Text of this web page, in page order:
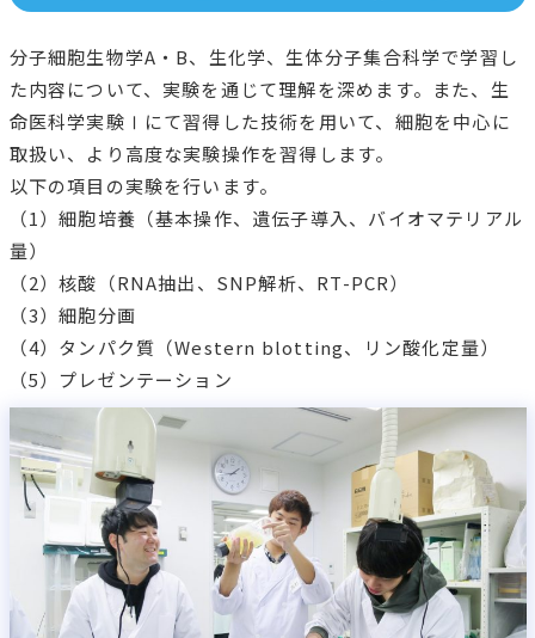
習、（3）細胞生物学実習、の3項目を行い、分子生物学、
生化学、分子細胞生物学などを通じて生命の成り立ちの基
礎を理解します。
解剖・組織学実習
先進理工学部 生命医科学科 【1年秋学期必修】
生物（主にヒト・マウス）の構造を学習し、構造に基づく
機能への理解を深めます。実習では、光学顕微鏡を用い
て、組織標本を学生自らが観察・記録します。